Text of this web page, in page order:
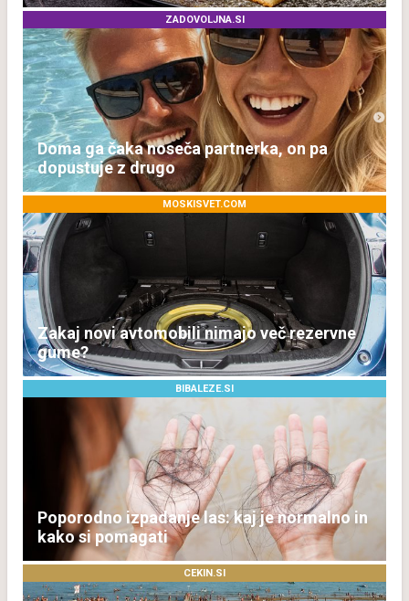
ZADOVOLJNA.SI
Doma ga čaka noseča partnerka, on pa
dopustuje z drugo
MOSKISVET.COM
Zakaj novi avtomobili nimajo več rezervne
gume?
BIBALEZE.SI
Poporodno izpadanje las: kaj je normalno in
kako si pomagati
CEKIN.SI